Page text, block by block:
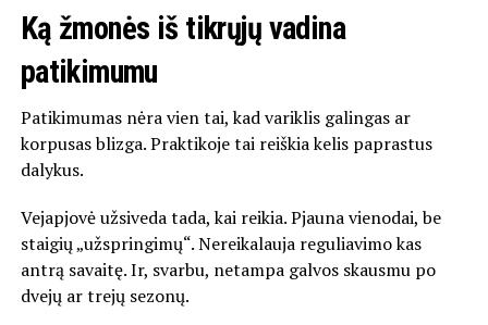
Ką žmonės iš tikrųjų vadina
patikimumu
Patikimumas nėra vien tai, kad variklis galingas ar
korpusas blizga. Praktikoje tai reiškia kelis paprastus
dalykus.
Vejapjovė užsiveda tada, kai reikia. Pjauna vienodai, be
staigių „užspringimų“. Nereikalauja reguliavimo kas
antrą savaitę. Ir, svarbu, netampa galvos skausmu po
dvejų ar trejų sezonų.